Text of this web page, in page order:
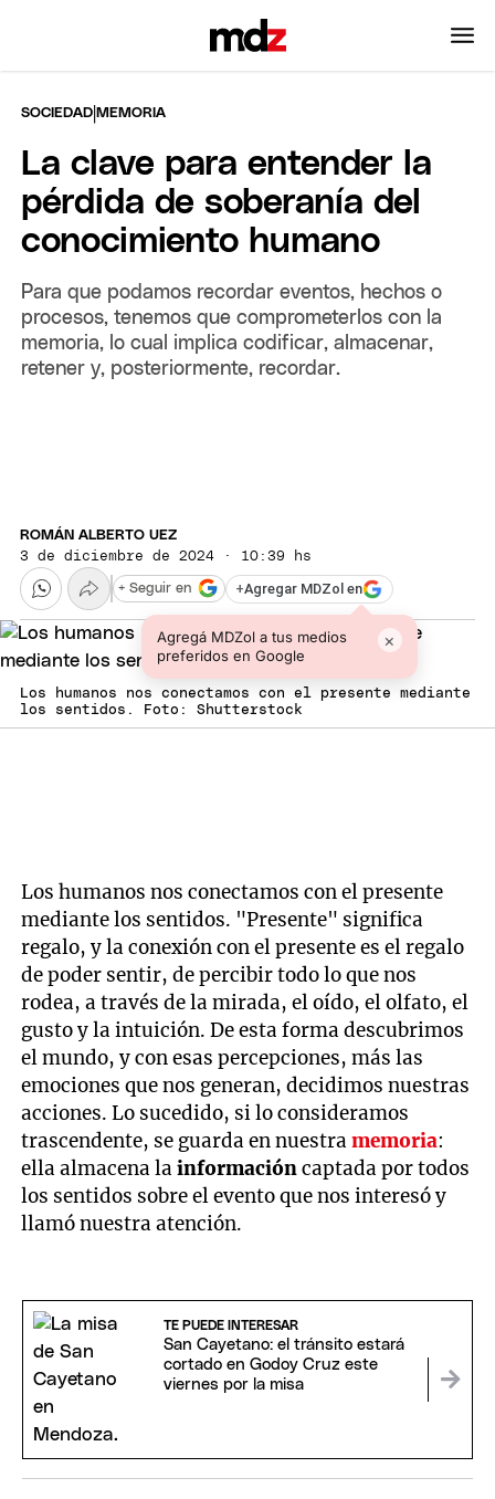
SOCIEDAD |MEMORIA
La clave para entender la
pérdida de soberanía del
conocimiento humano
Para que podamos recordar eventos, hechos o
procesos, tenemos que comprometerlos con la
memoria, lo cual implica codificar, almacenar,
retener y, posteriormente, recordar.
ROMÁN ALBERTO UEZ
3 de diciembre de 2024 · 10:39 hs
+Agregar MDZol en
Agregá MDZol a tus medios
preferidos en Google
×
+ Seguir en
Los humanos nos conectamos con el presente mediante
los sentidos. Foto: Shutterstock
Los humanos nos conectamos con el presente
mediante los sentidos. "Presente" significa
regalo, y la conexión con el presente es el regalo
de poder sentir, de percibir todo lo que nos
rodea, a través de la mirada, el oído, el olfato, el
gusto y la intuición. De esta forma descubrimos
el mundo, y con esas percepciones, más las
emociones que nos generan, decidimos nuestras
acciones. Lo sucedido, si lo consideramos
trascendente, se guarda en nuestramemoria:
ella almacena lainformacióncaptada por todos
los sentidos sobre el evento que nos interesó y
llamó nuestra atención.
TE PUEDE INTERESAR
San Cayetano: el tránsito estará
cortado en Godoy Cruz este
viernes por la misa